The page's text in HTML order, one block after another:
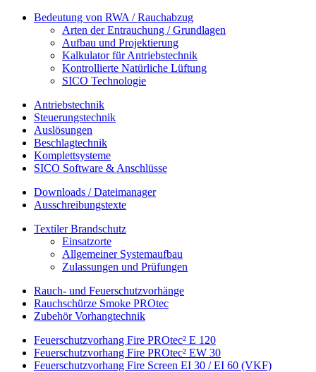
Bedeutung von RWA / Rauchabzug
Arten der Entrauchung / Grundlagen
Aufbau und Projektierung
Kalkulator für Antriebstechnik
Kontrollierte Natürliche Lüftung
SICO Technologie
Antriebstechnik
Steuerungstechnik
Auslösungen
Beschlagtechnik
Komplettsysteme
SICO Software & Anschlüsse
Downloads / Dateimanager
Ausschreibungstexte
Textiler Brandschutz
Einsatzorte
Allgemeiner Systemaufbau
Zulassungen und Prüfungen
Rauch- und Feuerschutzvorhänge
Rauchschürze Smoke PROtec
Zubehör Vorhangtechnik
Feuerschutzvorhang Fire PROtec² E 120
Feuerschutzvorhang Fire PROtec² EW 30
Feuerschutzvorhang Fire Screen EI 30 / EI 60 (VKF)